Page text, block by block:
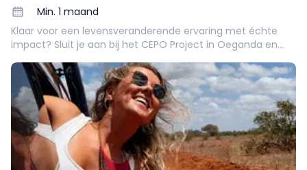
Min. 1 maand
Klaar voor een levensveranderende ervaring met échte
impact? Sluit je aan bij het CEPO Project in Oeganda en
bijstaan in lokale gemeenschappen! 🌍✨